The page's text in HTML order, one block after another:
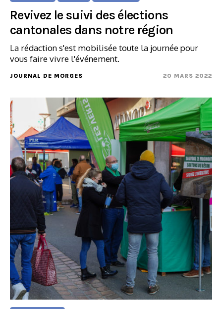
Revivez le suivi des élections
cantonales dans notre région
La rédaction s'est mobilisée toute la journée pour
vous faire vivre l'événement.
JOURNAL DE MORGES 20 MARS 2022